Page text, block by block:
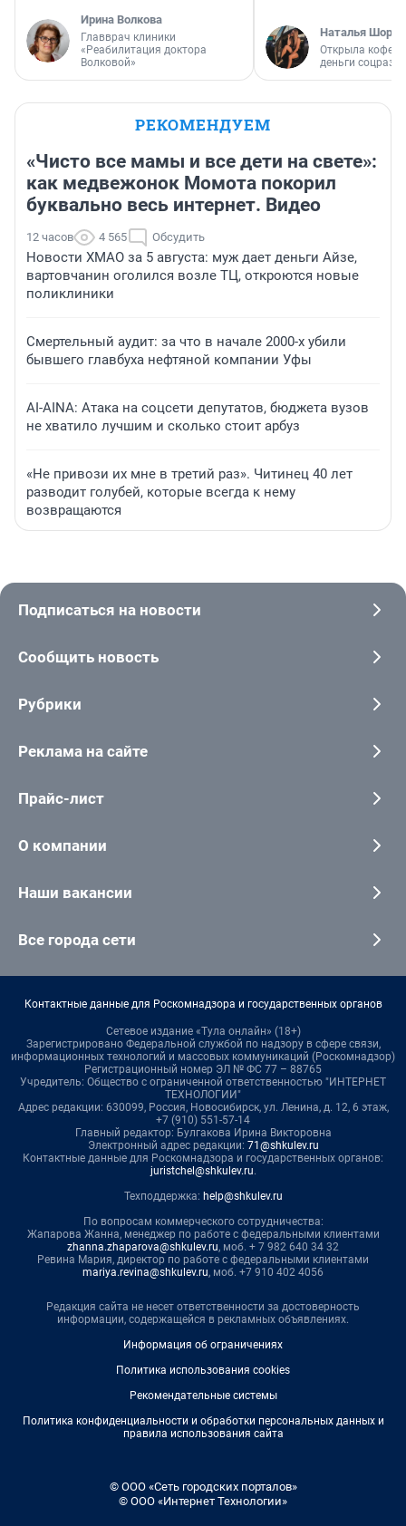
Ирина Волкова
Главврач клиники
«Реабилитация доктора
Волковой»
Наталья
Открыла
деньги
РЕКОМЕНДУЕМ
«Чисто все мамы и все дети на свете»:
как медвежонок Момота покорил
буквально весь интернет. Видео
12 часов 4 565 Обсудить
Новости ХМАО за 5 августа: муж дает деньги Айзе,
вартовчанин оголился возле ТЦ, откроются новые
поликлиники
Смертельный аудит: за что в начале 2000-х убили
бывшего главбуха нефтяной компании Уфы
AI-AINA: Атака на соцсети депутатов, бюджета вузов
не хватило лучшим и сколько стоит арбуз
«Не привози их мне в третий раз». Читинец 40 лет
разводит голубей, которые всегда к нему
возвращаются
Подписаться на новости
Сообщить новость
Рубрики
Реклама на сайте
Прайс-лист
О компании
Наши вакансии
Все города сети
Контактные данные для Роскомнадзора и государственных органов
Сетевое издание «Тула онлайн» (18+)
Зарегистрировано Федеральной службой по надзору в сфере связи,
информационных технологий и массовых коммуникаций (Роскомнадзор)
Регистрационный номер ЭЛ № ФС 77 – 88765
Учредитель: Общество с ограниченной ответственностью "ИНТЕРНЕТ
ТЕХНОЛОГИИ"
Адрес редакции: 630099, Россия, Новосибирск, ул. Ленина, д. 12, 6 этаж,
+7 (910) 551-57-14
Главный редактор: Булгакова Ирина Викторовна
Электронный адрес редакции: 71@shkulev.ru
Контактные данные для Роскомнадзора и государственных органов:
juristchel@shkulev.ru.
Техподдержка: help@shkulev.ru
По вопросам коммерческого сотрудничества:
Жапарова Жанна, менеджер по работе с федеральными клиентами
zhanna.zhaparova@shkulev.ru, моб. + 7 982 640 34 32
Ревина Мария, директор по работе с федеральными клиентами
mariya.revina@shkulev.ru, моб. +7 910 402 4056
Редакция сайта не несет ответственности за достоверность
информации, содержащейся в рекламных объявлениях.
Информация об ограничениях
Политика использования cookies
Рекомендательные системы
Политика конфиденциальности и обработки персональных данных и
правила использования сайта
© ООО «Сеть городских порталов»
© ООО «Интернет Технологии»